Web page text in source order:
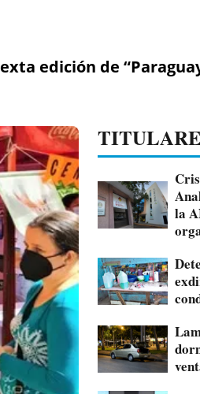
edición de
la